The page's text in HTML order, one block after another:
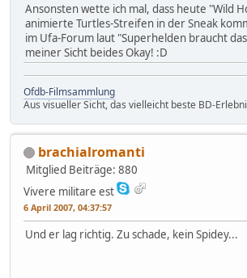
Ansonsten wette ich mal, dass heute "Wild
animierte Turtles-Streifen in der Sneak
im Ufa-Forum laut "Superhelden braucht
meiner Sicht beides Okay! :D
Ofdb-Filmsammlung
Aus visueller Sicht, das vielleicht beste BD-
brachialromanti
Mitglied Beiträge: 880
Vivere militare est
6 April 2007, 04:37:57
Und er lag richtig. Zu schade, kein Spidey...